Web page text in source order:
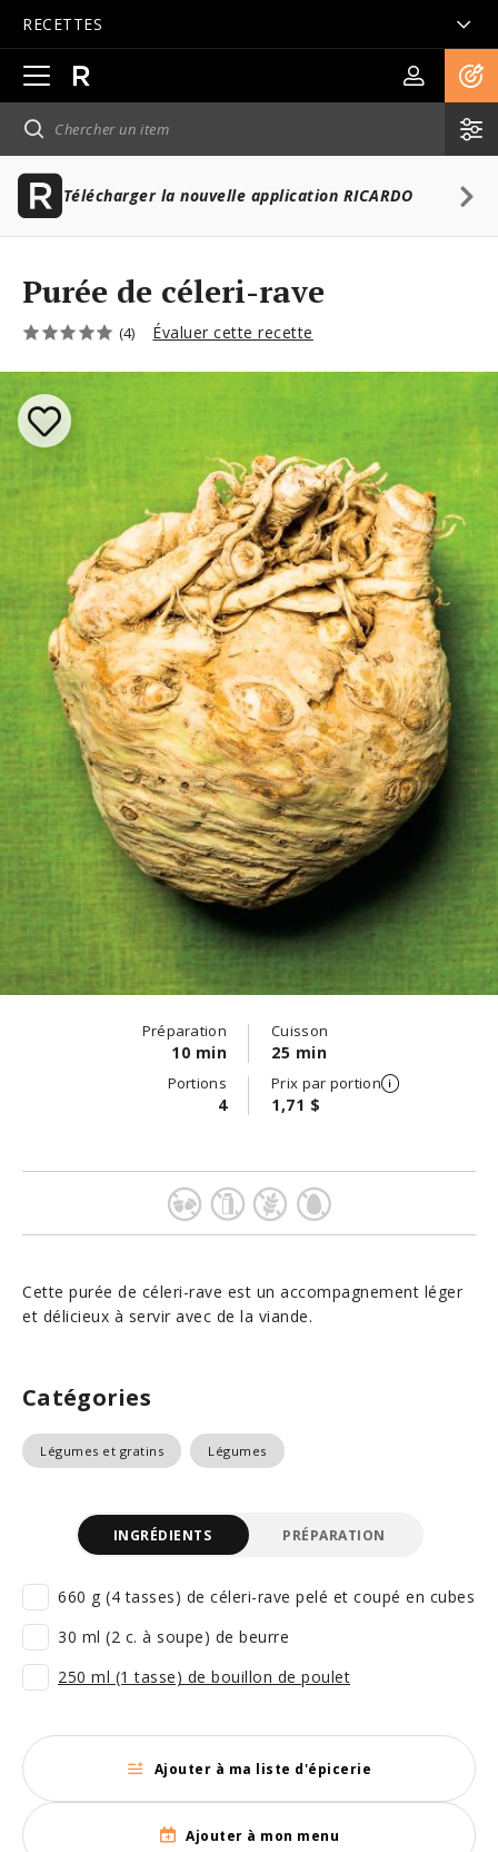
RECETTES
Ouvrir
la
navigation
principale
Télécharger la nouvelle application RICARDO
Purée de céleri-rave
(4) Évaluer cette recette
Préparation
10 min
Cuisson
25 min
Portions
4
Prix par portion
1,71 $
Cette purée de céleri-rave est un accompagnement léger
et délicieux à servir avec de la viande.
Catégories
Légumes et gratins Légumes
INGRÉDIENTS PRÉPARATION
660 g (4 tasses) de céleri-rave pelé et coupé en cubes
30 ml (2 c. à soupe) de beurre
250 ml (1 tasse) de bouillon de poulet
Ajouter à ma liste d'épicerie
Ajouter à mon menu